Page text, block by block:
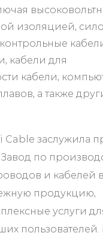
изоляцией,
кабели для
кабели,
а также
заслужила
Завод по
и кабелей
продукцию,
услуги